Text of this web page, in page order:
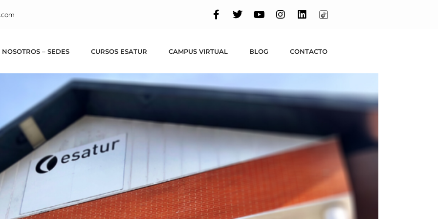
– SEDES CURSOS ESATUR CAMPUS VIRTUAL BLOG CONTACTO
marcha un servicio de alquiler
formativos en Madrid